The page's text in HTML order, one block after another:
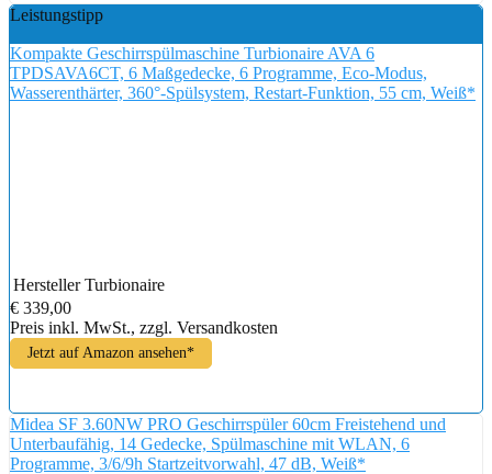
Leistungstipp
Kompakte Geschirrspülmaschine Turbionaire AVA 6
TPDSAVA6CT, 6 Maßgedecke, 6 Programme, Eco-Modus,
Wasserenthärter, 360°-Spülsystem, Restart-Funktion, 55 cm, Weiß*
Hersteller Turbionaire
€ 339,00
Preis inkl. MwSt., zzgl. Versandkosten
Jetzt auf Amazon ansehen*
Midea SF 3.60NW PRO Geschirrspüler 60cm Freistehend und
Unterbaufähig, 14 Gedecke, Spülmaschine mit WLAN, 6
Programme, 3/6/9h Startzeitvorwahl, 47 dB, Weiß*